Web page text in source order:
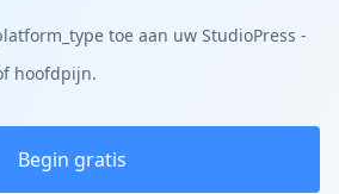
toe aan uw StudioPress -
hoofdpijn.
Begin gratis